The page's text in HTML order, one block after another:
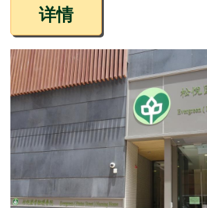
详情